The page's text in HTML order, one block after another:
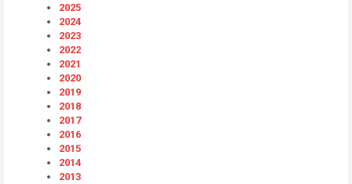
2025
2024
2023
2022
2021
2020
2019
2018
2017
2016
2015
2014
2013